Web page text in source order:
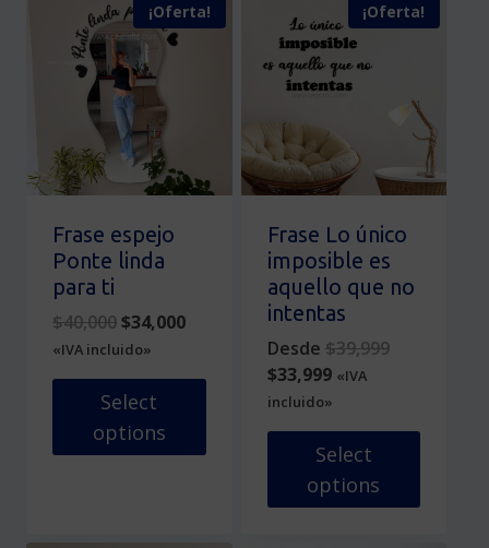
tiene
múltiples
variantes.
opciones
se
pueden
elegir
en
la
página
de
producto
tiene
múltiples
variantes.
Las
opciones
se
pueden
elegir
en
la
página
de
¡Oferta!
Frase espejo
Ponte linda
para ti
$40,000Original
price
was:
$40,000.
$34,000Current
is:
«IVA incluido»
Select
options
¡Oferta!
Frase Lo único
imposible es
aquello que no
intentas
Desde $39,999Original
$39,999.
$33,999Current
price
is:
$33,999.
«IVA
incluido»
Select
options